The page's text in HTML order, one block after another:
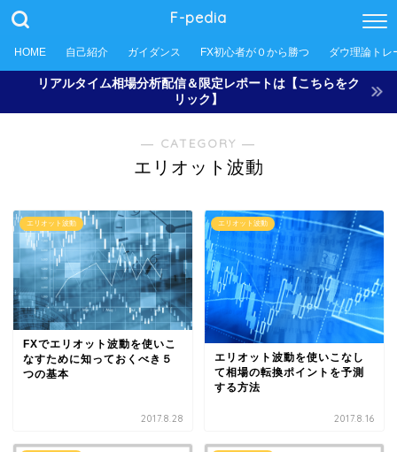
F-pedia
HOME 自己紹介 ガイダンス FX初心者が０から勝つ ダウ理論トレ
リアルタイム相場分析配信＆限定レポートは【こちらをク
リック】
― CATEGORY ―
エリオット波動
エリオット波動
FXでエリオット波動を使いこ
なすために知っておくべき５
つの基本
2017.8.28
エリオット波動
エリオット波動を使いこなし
て相場の転換ポイントを予測
する方法
2017.8.16